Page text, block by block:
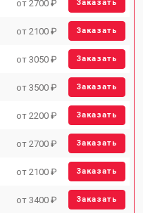
от 2700 ₽ Заказать
от 2100 ₽ Заказать
от 3050 ₽ Заказать
от 3500 ₽ Заказать
от 2200 ₽ Заказать
от 2700 ₽ Заказать
от 2100 ₽ Заказать
от 3400 ₽ Заказать